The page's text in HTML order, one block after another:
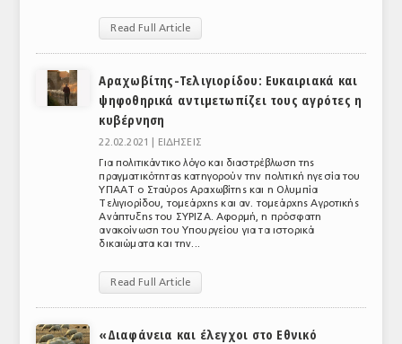
ΕΜΠΟΡΙΚΟΣ ΚΑΤΑΛΟΓΟΣ
ΠΑΡΑΓΩΓΗ & ΕΜΠΟΡΙΑ
Read Full Article
Αραχωβίτης-Τελιγιορίδου: Ευκαιριακά και
ψηφοθηρικά αντιμετωπίζει τους αγρότες η
κυβέρνηση
22.02.2021 |
ΕΙΔΗΣΕΙΣ
Για πολιτικάντικο λόγο και διαστρέβλωση της
πραγματικότητας κατηγορούν την πολιτική ηγεσία του
ΥΠΑΑΤ ο Σταύρος Αραχωβίτης και η Ολυμπία
Τελιγιορίδου, τομεάρχης και αν. τομεάρχης Αγροτικής
Ανάπτυξης του ΣΥΡΙΖΑ. Αφορμή, η πρόσφατη
ανακοίνωση του Υπουργείου για τα ιστορικά
δικαιώματα και την...
Read Full Article
«Διαφάνεια και έλεγχοι στο Εθνικό